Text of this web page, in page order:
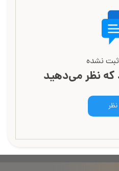
نشده
که نظر می‌دهید